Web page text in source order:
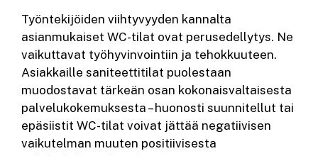
Työntekijöiden viihtyvyyden kannalta
asianmukaiset WC-tilat ovat perusedellytys. Ne
vaikuttavat työhyvinvointiin ja tehokkuuteen.
Asiakkaille saniteettitilat puolestaan
muodostavat tärkeän osan kokonaisvaltaisesta
palvelukokemuksesta – huonosti suunnitellut tai
epäsiistit WC-tilat voivat jättää negatiivisen
vaikutelman muuten positiivisesta